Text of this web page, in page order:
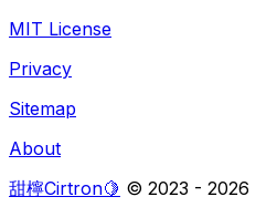
MIT License
Privacy
Sitemap
About
甜檸Cirtron🍋 © 2023 - 2026